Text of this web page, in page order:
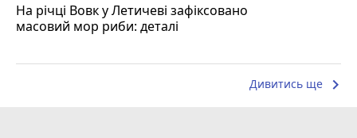
На річці Вовк у Летичеві зафіксовано
масовий мор риби: деталі
Дивитись ще keyboard_arrow_right